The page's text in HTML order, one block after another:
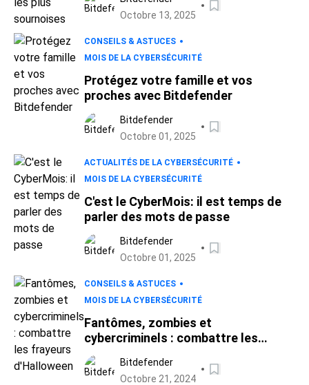
Octobre 13, 2025
CONSEILS & ASTUCES
MOIS DE LA CYBERSÉCURITÉ
Protégez votre famille et vos
proches avec Bitdefender
Bitdefender
Octobre 01, 2025
ACTUALITÉS DE LA CYBERSÉCURITÉ
MOIS DE LA CYBERSÉCURITÉ
C'est le CyberMois: il est temps de
parler des mots de passe
Bitdefender
Octobre 01, 2025
CONSEILS & ASTUCES
MOIS DE LA CYBERSÉCURITÉ
Fantômes, zombies et
cybercriminels : combattre les
frayeurs d'Halloween
Bitdefender
Octobre 21, 2024